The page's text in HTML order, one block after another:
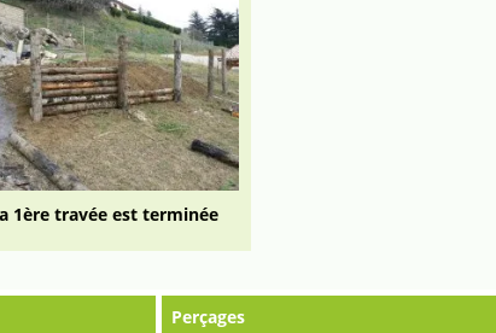
1ère travée est terminée
Perçages